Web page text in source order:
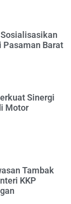
Pasaman Barat
Sinergi
Motor
Tambak
KKP